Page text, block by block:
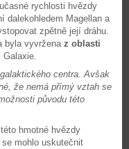
rychlosti hvězdy
dalekohledem Magellan a
zpětně její dráhu.
byla vyvržena z oblasti
Galaxie.
centra. Avšak
že nemá přímý vztah se
původu této
hmotné hvězdy
mohlo uskutečnit